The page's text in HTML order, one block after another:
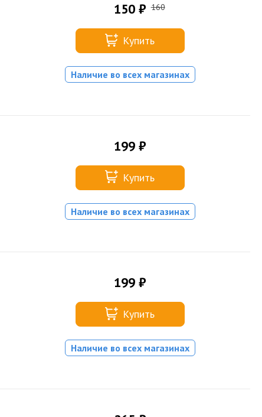
150 ₽ 160
Купить
Наличие во всех магазинах
199 ₽
Купить
Наличие во всех магазинах
199 ₽
Купить
Наличие во всех магазинах